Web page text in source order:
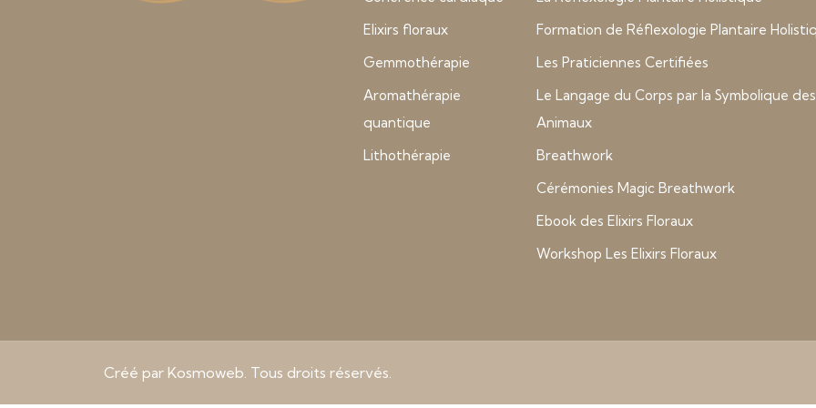
Elixirs floraux
Gemmothérapie
Aromathérapie
quantique
Lithothérapie
Formation de Réflexologie Plantaire
Les Praticiennes Certifiées
Le Langage du Corps par la Symbolique des
Animaux
Breathwork
Cérémonies Magic Breathwork
Ebook des Elixirs Floraux
Workshop Les Elixirs Floraux
Créé par Kosmoweb. Tous droits réservés.